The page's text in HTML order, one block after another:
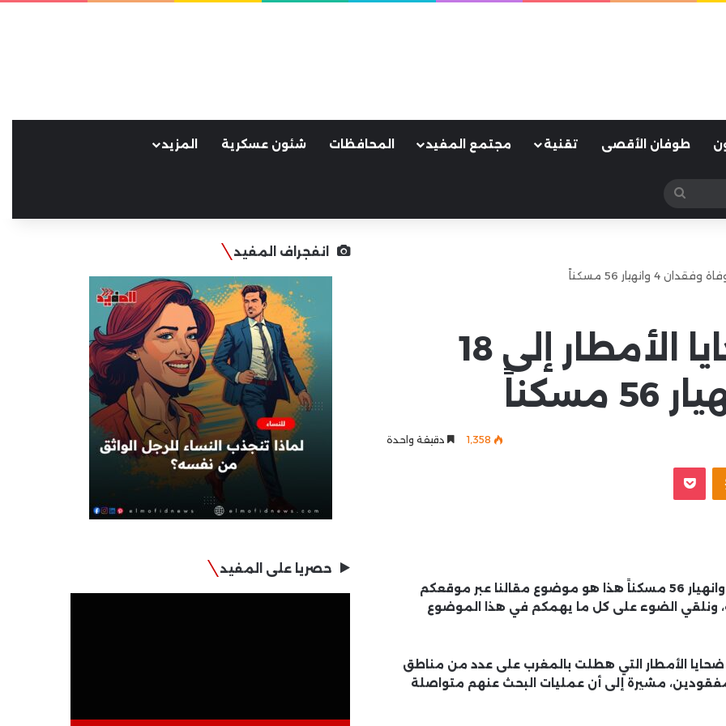
طوفان الأقصى تقنية مجتمع المفيد المحافظات شئون عسكرية المزيد
بحث
عن
المغرب: ارتفاع ضحايا الأمطار إلى 18
1٬358 دقيقة واحدة
Odnoklassniki
‫Pocket
المغرب: ارتفاع ضحايا الأمطار إلى 18 وفاة وفقدان 4 وانهيار 56 مسكناً هذا هو موضوع مقالنا عبر موقعكم
ونلقي الضوء على كل ما يهمكم في هذا الموضوع
ضحايا الأمطار التي هطلت بالمغرب على عدد من مناطق
و4 أشخاص في عداد المفقودين، مشيرة إلى أن عمليات البحث عنهم متواصلة
انفجراف المفيد
حصريا على المفيد